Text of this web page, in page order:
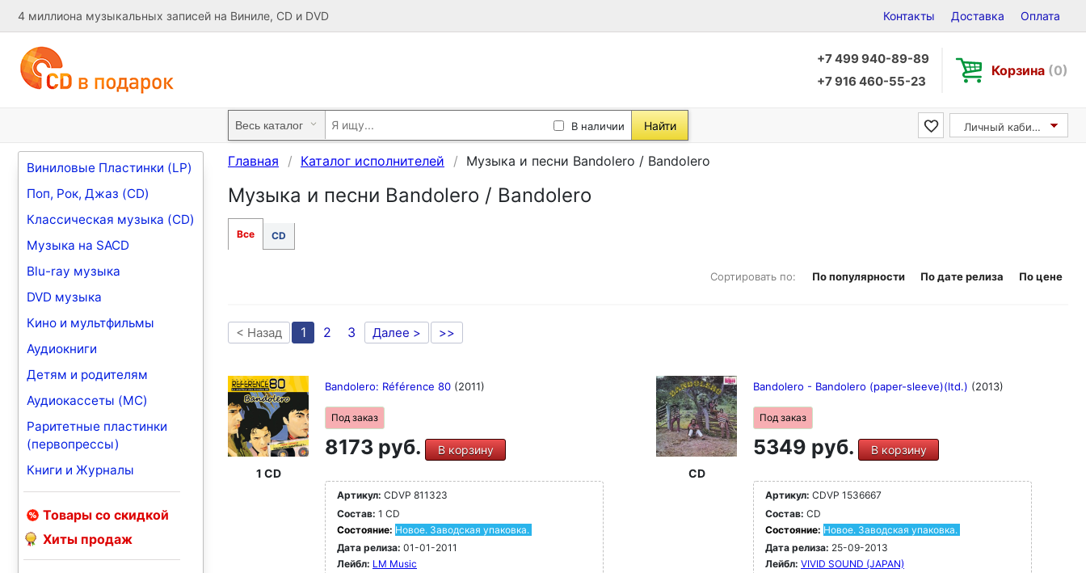
4 миллиона музыкальных записей на Виниле, CD и DVD Контакты Доставка Оплата
+7 499 940-89-89
+7 916 460-55-23
Корзина (0)
В наличии Найти Личный кабинет
Виниловые Пластинки (LP)
Поп, Рок, Джаз (CD)
Классическая музыка (CD)
Музыка на SACD
Blu-ray музыка
DVD музыка
Кино и мультфильмы
Аудиокниги
Детям и родителям
Аудиокассеты (MC)
Раритетные пластинки
(первопрессы)
Книги и Журналы
Товары со скидкой
Хиты продаж
Главная Каталог исполнителей Музыка и песни Bandolero / Bandolero
Музыка и песни Bandolero / Bandolero
Все CD
Сортировать по: По популярности По дате релиза По цене
< Назад 1 2 3 Далее > >>
1 CD
Bandolero: Référence 80 (2011)
Под заказ
8173 руб. В корзину
Артикул: CDVP 811323
Состав: 1 CD
Состояние: Новое. Заводская упаковка.
Дата релиза: 01-01-2011
Лейбл: LM Music
CD
Bandolero - Bandolero (paper-sleeve)(ltd.) (2013)
Под заказ
5349 руб. В корзину
Артикул: CDVP 1536667
Состав: CD
Состояние: Новое. Заводская упаковка.
Дата релиза: 25-09-2013
Лейбл: VIVID SOUND (JAPAN)